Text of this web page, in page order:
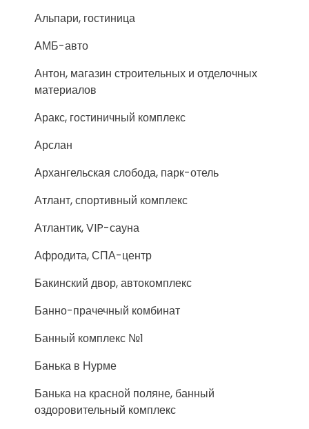
Альпари, гостиница
АМБ-авто
Антон, магазин строительных и отделочных
материалов
Аракс, гостиничный комплекс
Арслан
Архангельская слобода, парк-отель
Атлант, спортивный комплекс
Атлантик, VIP-сауна
Афродита, СПА-центр
Бакинский двор, автокомплекс
Банно-прачечный комбинат
Банный комплекс №1
Банька в Нурме
Банька на красной поляне, банный
оздоровительный комплекс